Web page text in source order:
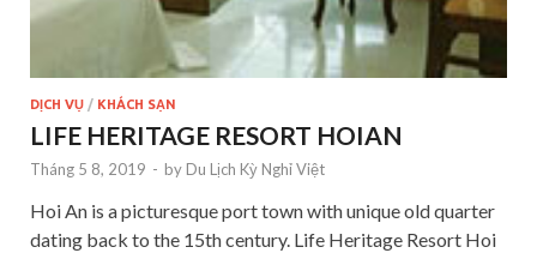
DỊCH VỤ / KHÁCH SẠN
LIFE HERITAGE RESORT HOIAN
Tháng 5 8, 2019 - by Du Lịch Kỳ Nghỉ Việt
Hoi An is a picturesque port town with unique old quarter
dating back to the 15th century. Life Heritage Resort Hoi